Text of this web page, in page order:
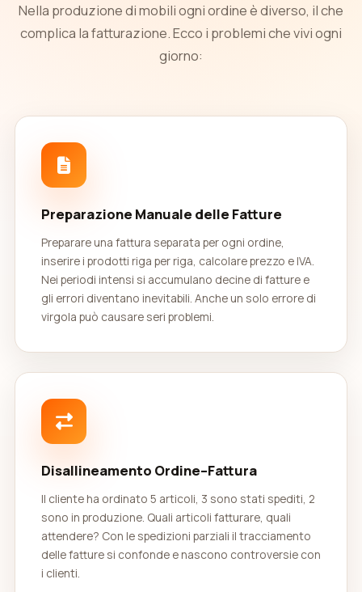
Nella produzione di mobili ogni ordine è diverso, il che
complica la fatturazione. Ecco i problemi che vivi ogni
giorno:
Preparazione Manuale delle Fatture
Preparare una fattura separata per ogni ordine,
inserire i prodotti riga per riga, calcolare prezzo e IVA.
Nei periodi intensi si accumulano decine di fatture e
gli errori diventano inevitabili. Anche un solo errore di
virgola può causare seri problemi.
Disallineamento Ordine–Fattura
Il cliente ha ordinato 5 articoli, 3 sono stati spediti, 2
sono in produzione. Quali articoli fatturare, quali
attendere? Con le spedizioni parziali il tracciamento
delle fatture si confonde e nascono controversie con
i clienti.